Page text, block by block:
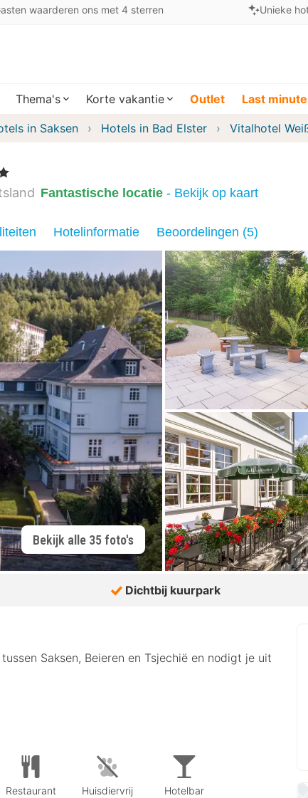
waarderen ons met 4 sterren Unieke
Thema's Korte vakantie Outlet Last
in Saksen Hotels in Bad Elster Vitalhotel
Fantastische locatie - Bekijk op kaart
Hotelinformatie Beoordelingen (5)
Bekijk alle 35 foto's
Dichtbij kuurpark
Saksen, Beieren en Tsjechië en nodigt je uit
Restaurant Huisdiervrij Hotelbar